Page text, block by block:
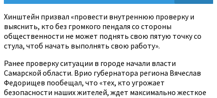
Хинштейн призвал «провести внутреннюю проверку и
выяснить, кто без громкого пендаля со стороны
общественности не может поднять свою пятую точку со
стула, чтоб начать выполнять свою работу».
Ранее проверку ситуации в городе начали власти
Самарской области. Врио губернатора региона Вячеслав
Федорищев пообещал, что «тех, кто угрожает
безопасности наших жителей, ждет максимально жесткое